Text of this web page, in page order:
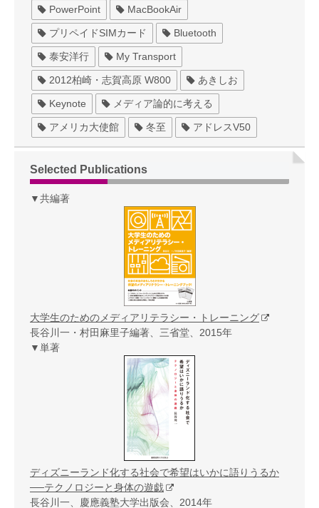
PowerPoint MacBookAir
プリペイドSIMカード Bluetooth
泰安洋行 My Transport
2012柏崎・志賀高原 W800 あきしお
Keynote メディア論的に考える
アメリカ大使館 冬至 アドレスV50
Selected Publications
▼共編著
大学生のためのメディアリテラシー・トレーニング
長谷川一・村田麻里子編著、三省堂、2015年
▼単著
ディズニーランド化する社会で希望はいかに語りうるか
──テクノロジーと身体の遊戯
長谷川一、慶應義塾大学出版会、2014年